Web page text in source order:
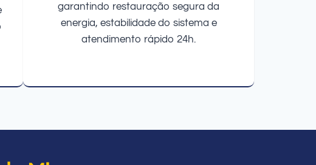
garantindo restauração segura da
energia, estabilidade do sistema e
atendimento rápido 24h.